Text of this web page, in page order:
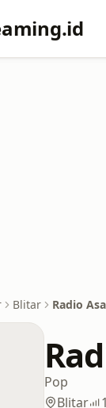
Blitar Radio
Pop
Blitar